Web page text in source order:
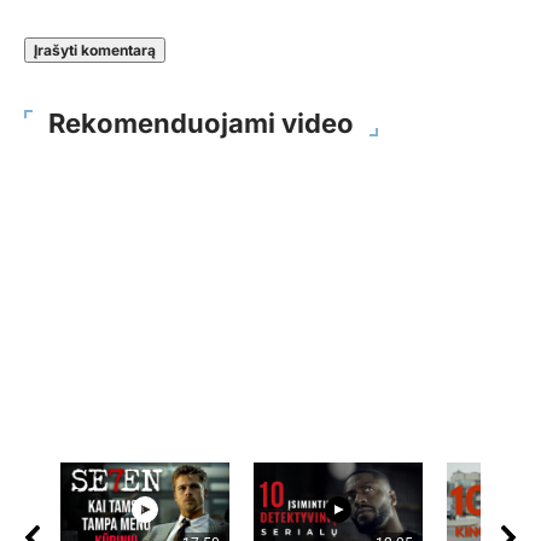
Rekomenduojami video